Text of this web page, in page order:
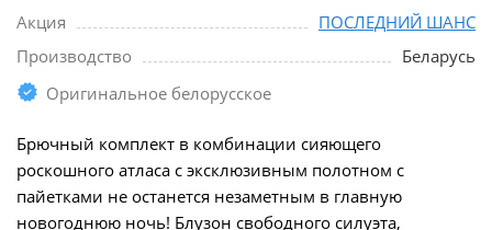
Акция
ПОСЛЕДНИЙ ШАНС
Производство
Беларусь
Оригинальное белорусское
Брючный комплект в комбинации сияющего
роскошного атласа с эксклюзивным полотном с
пайетками не останется незаметным в главную
новогоднюю ночь! Блузон свободного силуэта,